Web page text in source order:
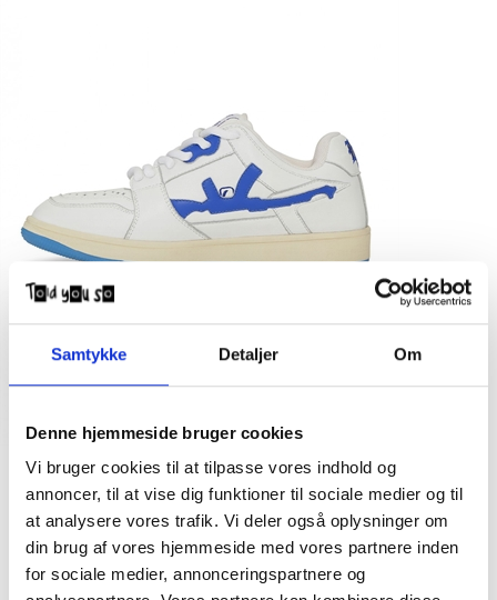
Samtykke Detaljer Om
Denne hjemmeside bruger cookies
Vi bruger cookies til at tilpasse vores indhold og
annoncer, til at vise dig funktioner til sociale medier og til
at analysere vores trafik. Vi deler også oplysninger om
din brug af vores hjemmeside med vores partnere inden
for sociale medier, annonceringspartnere og